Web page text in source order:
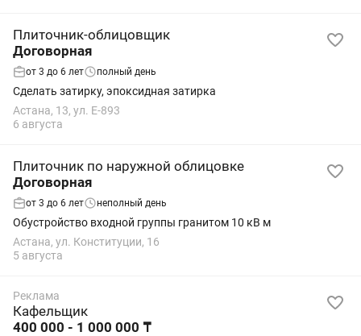
Плиточник-облицовщик
Договорная
от 3 до 6 лет полный день
Сделать затирку, эпоксидная затирка
Астана, 13, ул. Е-893
6 августа
Плиточник по наружной облицовке
Договорная
от 3 до 6 лет неполный день
Обустройство входной группы гранитом 10 кВ м
Астана, ул. Конституции, 16
5 августа
Реклама
Кафельщик
400 000 - 1 000 000 ₸